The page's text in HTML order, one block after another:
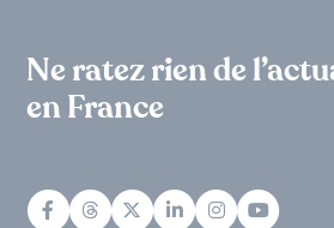
Ne ratez rien de
en France